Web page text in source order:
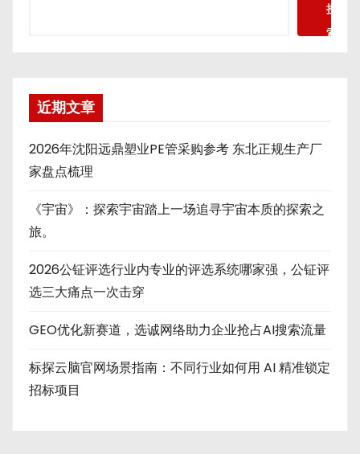
搜
索
近期文章
2026年沈阳远鼎塑业PE管采购参考 东北正规生产厂
家盘点梳理
《宇宙》：探索宇宙踏上一场追寻宇宙本质的探索之
旅。
2026公钲评选行业内专业的评选系统哪家强，公钲评
选三大痛点一次击穿
GEO优化新赛道，选诚网络助力企业抢占AI搜索流量
标探云脑官网场景指南：不同行业如何用 AI 精准锁定
招标项目